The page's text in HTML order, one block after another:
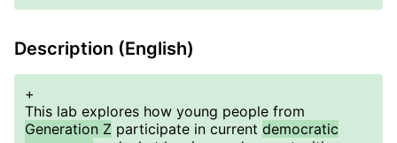
Description (English)
+
This lab explores how young people from
Generation Z participate in current democratic